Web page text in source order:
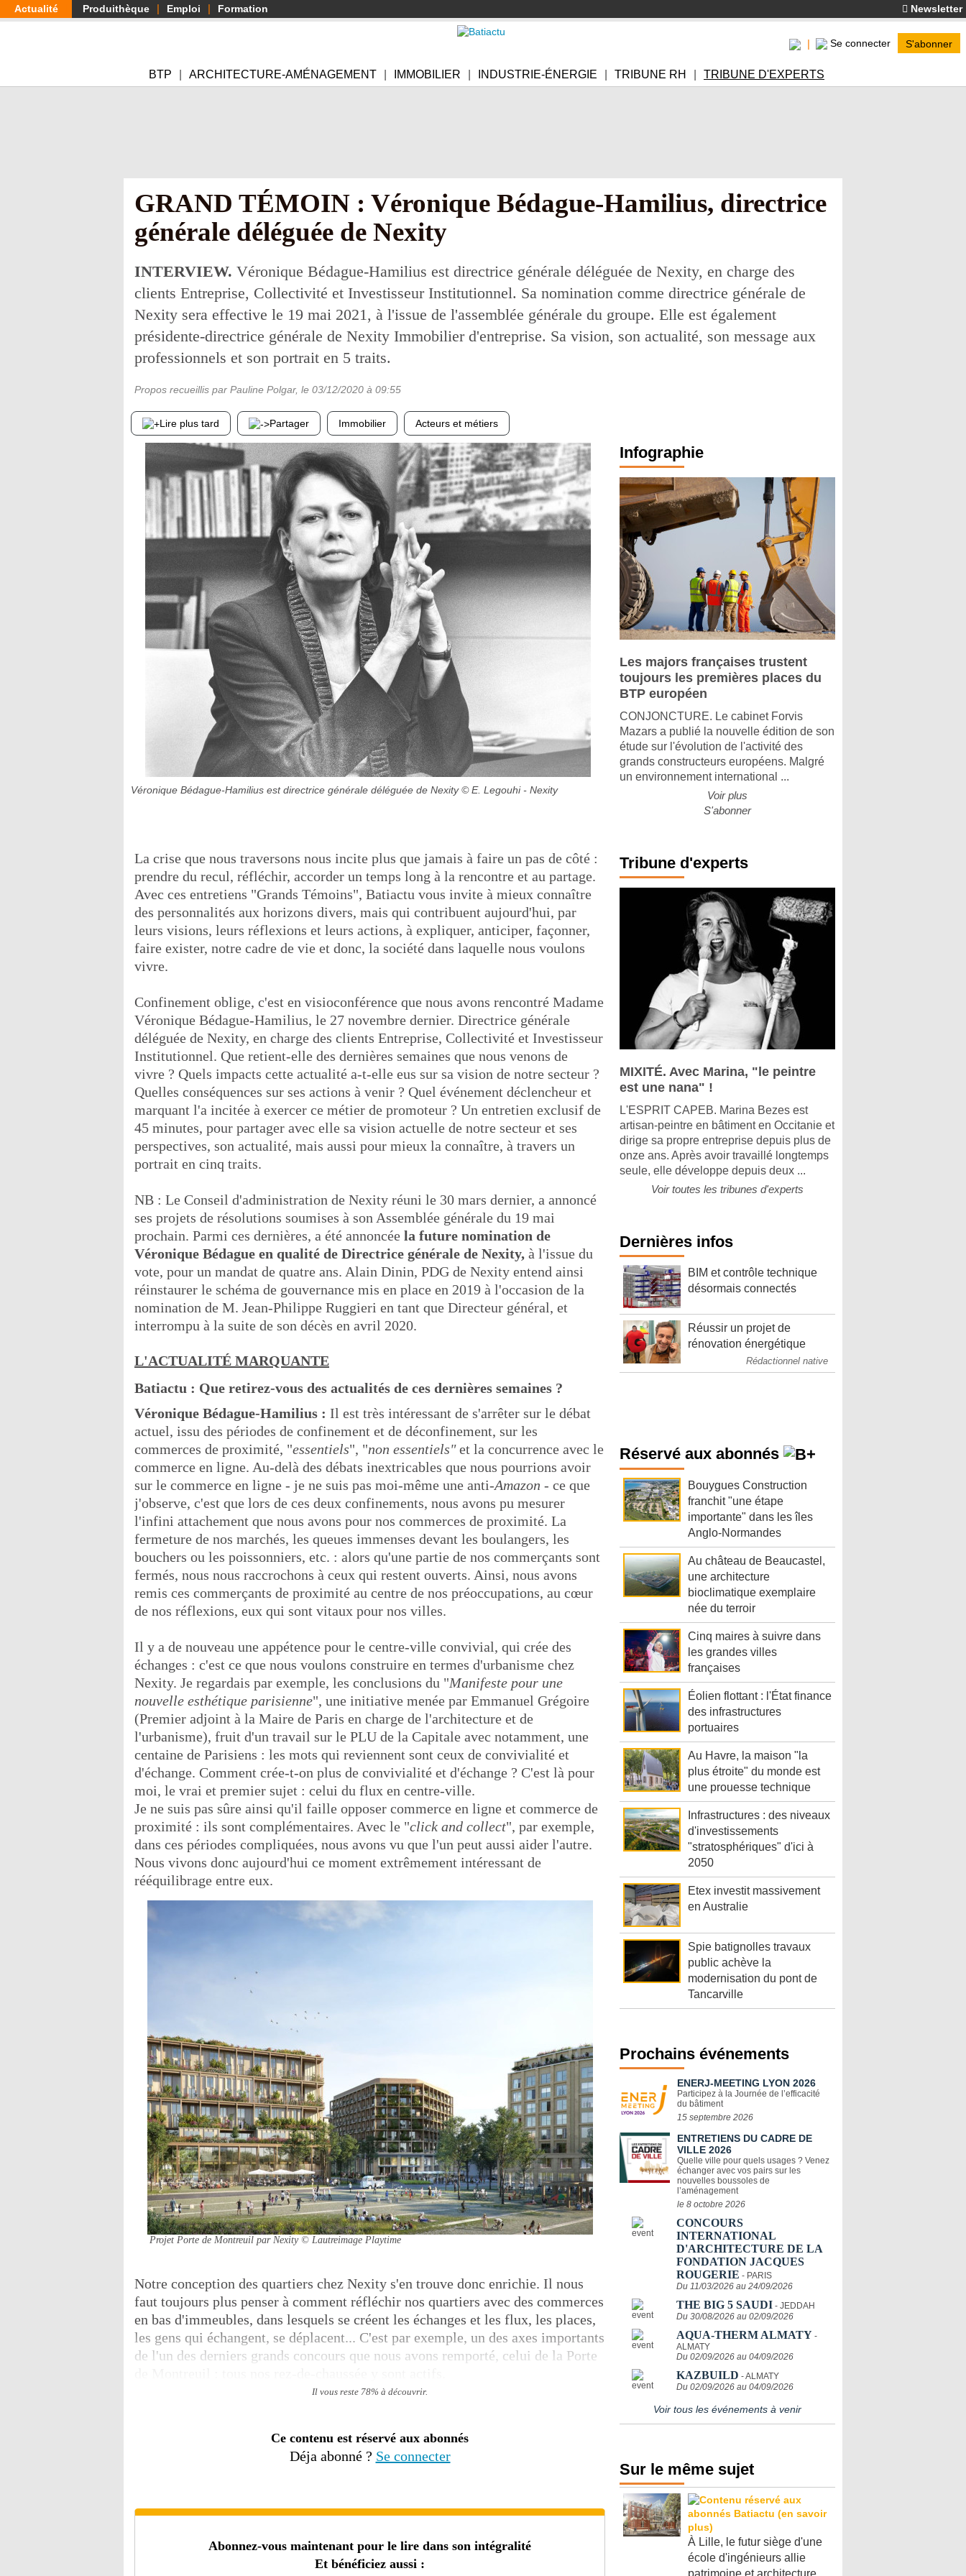
Aller
au
Actualité Produithèque Emploi Formation Newsletter
Se connecter S'abonner
BTP ARCHITECTURE-AMÉNAGEMENT IMMOBILIER INDUSTRIE-ÉNERGIE TRIBUNE RH TRIBUNE D'EXPERTS
GRAND TÉMOIN : Véronique Bédague-Hamilius, directrice
générale déléguée de Nexity
INTERVIEW. Véronique Bédague-Hamilius est directrice générale déléguée de Nexity, en charge des
clients Entreprise, Collectivité et Investisseur Institutionnel. Sa nomination comme directrice générale de
Nexity sera effective le 19 mai 2021, à l'issue de l'assemblée générale du groupe. Elle est également
présidente-directrice générale de Nexity Immobilier d'entreprise. Sa vision, son actualité, son message aux
professionnels et son portrait en 5 traits.
Propos recueillis par Pauline Polgar, le 03/12/2020 à 09:55
Lire plus tard Partager Immobilier Acteurs et métiers
Véronique Bédague-Hamilius est directrice générale déléguée de Nexity © E. Legouhi - Nexity
La crise que nous traversons nous incite plus que jamais à faire un pas de côté :
prendre du recul, réfléchir, accorder un temps long à la rencontre et au partage.
Avec ces entretiens "Grands Témoins", Batiactu vous invite à mieux connaître
des personnalités aux horizons divers, mais qui contribuent aujourd'hui, par
leurs visions, leurs réflexions et leurs actions, à expliquer, anticiper, façonner,
faire exister, notre cadre de vie et donc, la société dans laquelle nous voulons
vivre.
Confinement oblige, c'est en visioconférence que nous avons rencontré Madame
Véronique Bédague-Hamilius, le 27 novembre dernier. Directrice générale
déléguée de Nexity, en charge des clients Entreprise, Collectivité et Investisseur
Institutionnel. Que retient-elle des dernières semaines que nous venons de
vivre ? Quels impacts cette actualité a-t-elle eus sur sa vision de notre secteur ?
Quelles conséquences sur ses actions à venir ? Quel événement déclencheur et
marquant l'a incitée à exercer ce métier de promoteur ? Un entretien exclusif de
45 minutes, pour partager avec elle sa vision actuelle de notre secteur et ses
perspectives, son actualité, mais aussi pour mieux la connaître, à travers un
portrait en cinq traits.
NB : Le Conseil d'administration de Nexity réuni le 30 mars dernier, a annoncé
ses projets de résolutions soumises à son Assemblée générale du 19 mai
prochain. Parmi ces dernières, a été annoncée la future nomination de
Véronique Bédague en qualité de Directrice générale de Nexity, à l'issue du
vote, pour un mandat de quatre ans. Alain Dinin, PDG de Nexity entend ainsi
réinstaurer le schéma de gouvernance mis en place en 2019 à l'occasion de la
nomination de M. Jean-Philippe Ruggieri en tant que Directeur général, et
interrompu à la suite de son décès en avril 2020.
L'ACTUALITÉ MARQUANTE
Batiactu : Que retirez-vous des actualités de ces dernières semaines ?
Véronique Bédague-Hamilius : Il est très intéressant de s'arrêter sur le débat
actuel, issu des périodes de confinement et de déconfinement, sur les
commerces de proximité, "essentiels", "non essentiels"et la concurrence avec le
commerce en ligne. Au-delà des débats inextricables que nous pourrions avoir
sur le commerce en ligne - je ne suis pas moi-même une anti-Amazon - ce que
j'observe, c'est que lors de ces deux confinements, nous avons pu mesurer
l'infini attachement que nous avons pour nos commerces de proximité. La
fermeture de nos marchés, les queues immenses devant les boulangers, les
bouchers ou les poissonniers, etc. : alors qu'une partie de nos commerçants sont
fermés, nous nous raccrochons à ceux qui restent ouverts. Ainsi, nous avons
remis ces commerçants de proximité au centre de nos préoccupations, au cœur
de nos réflexions, eux qui sont vitaux pour nos villes.
Il y a de nouveau une appétence pour le centre-ville convivial, qui crée des
échanges : c'est ce que nous voulons construire en termes d'urbanisme chez
Nexity. Je regardais par exemple, les conclusions du "Manifeste pour une
nouvelle esthétique parisienne", une initiative menée par Emmanuel Grégoire
(Premier adjoint à la Maire de Paris en charge de l'architecture et de
l'urbanisme), fruit d'un travail sur le PLU de la Capitale avec notamment, une
centaine de Parisiens : les mots qui reviennent sont ceux de convivialité et
d'échange. Comment crée-t-on plus de convivialité et d'échange ? C'est là pour
moi, le vrai et premier sujet : celui du flux en centre-ville.
Je ne suis pas sûre ainsi qu'il faille opposer commerce en ligne et commerce de
proximité : ils sont complémentaires. Avec le "click and collect", par exemple,
dans ces périodes compliquées, nous avons vu que l'un peut aussi aider l'autre.
Nous vivons donc aujourd'hui ce moment extrêmement intéressant de
rééquilibrage entre eux.
Projet Porte de Montreuil par Nexity © Lautreimage Playtime
Notre conception des quartiers chez Nexity s'en trouve donc enrichie. Il nous
faut toujours plus penser à comment réfléchir nos quartiers avec des commerces
en bas d'immeubles, dans lesquels se créent les échanges et les flux, les places,
les gens qui échangent, se déplacent... C'est par exemple, un des axes importants
de l'un des derniers grands concours que nous avons remporté, celui de la Porte
Il vous reste 78% à découvrir.
Ce contenu est réservé aux abonnés
Déja abonné ? Se connecter
Abonnez-vous maintenant pour le lire dans son intégralité
Et bénéficiez aussi :
Infographie
Les majors françaises trustent
toujours les premières places du
BTP européen
CONJONCTURE. Le cabinet Forvis
Mazars a publié la nouvelle édition de son
étude sur l'évolution de l'activité des
grands constructeurs européens. Malgré
un environnement international ...
Voir plus
S'abonner
Tribune d'experts
MIXITÉ. Avec Marina, "le peintre
est une nana" !
L'ESPRIT CAPEB. Marina Bezes est
artisan-peintre en bâtiment en Occitanie et
dirige sa propre entreprise depuis plus de
onze ans. Après avoir travaillé longtemps
seule, elle développe depuis deux ...
Voir toutes les tribunes d'experts
Dernières infos
BIM et contrôle technique
désormais connectés
Réussir un projet de
rénovation énergétique
Rédactionnel native
Réservé aux abonnés
Bouygues Construction
franchit "une étape
importante" dans les îles
Anglo-Normandes
Au château de Beaucastel,
une architecture
bioclimatique exemplaire
née du terroir
Cinq maires à suivre dans
les grandes villes
françaises
Éolien flottant : l'État finance
des infrastructures
portuaires
Au Havre, la maison "la
plus étroite" du monde est
une prouesse technique
Infrastructures : des niveaux
d'investissements
"stratosphériques" d'ici à
2050
Etex investit massivement
en Australie
Spie batignolles travaux
public achève la
modernisation du pont de
Tancarville
Prochains événements
ENERJ-MEETING LYON 2026
Participez à la Journée de l’efficacité
du bâtiment
15 septembre 2026
ENTRETIENS DU CADRE DE
VILLE 2026
Quelle ville pour quels usages ? Venez
échanger avec vos pairs sur les
nouvelles boussoles de
l’aménagement
le 8 octobre 2026
CONCOURS
INTERNATIONAL
D'ARCHITECTURE DE LA
FONDATION JACQUES
ROUGERIE - PARIS
Du 11/03/2026 au 24/09/2026
THE BIG 5 SAUDI - JEDDAH
Du 30/08/2026 au 02/09/2026
AQUA-THERM ALMATY -
ALMATY
Du 02/09/2026 au 04/09/2026
KAZBUILD - ALMATY
Du 02/09/2026 au 04/09/2026
Voir tous les événements à venir
Sur le même sujet
À Lille, le futur siège d'une
école d'ingénieurs allie